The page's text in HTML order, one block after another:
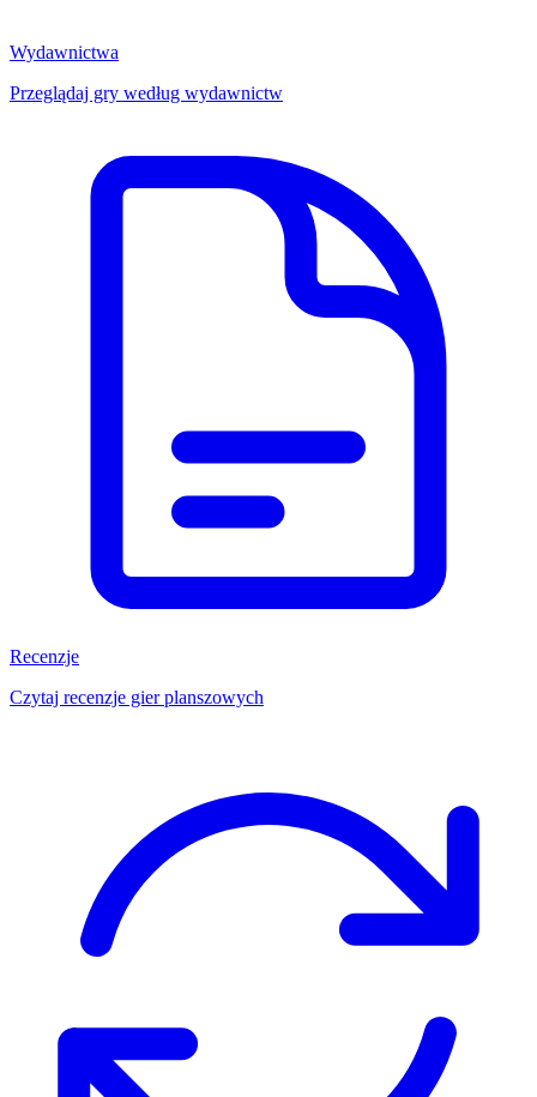
Wydawnictwa
Przeglądaj gry według wydawnictw
Recenzje
Czytaj recenzje gier planszowych